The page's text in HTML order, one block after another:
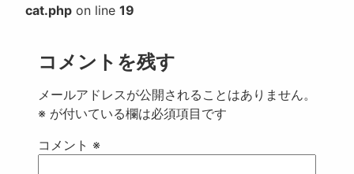
cat.php on line 19
コメントを残す
メールアドレスが公開されることはありません。
※ が付いている欄は必須項目です
コメント ※